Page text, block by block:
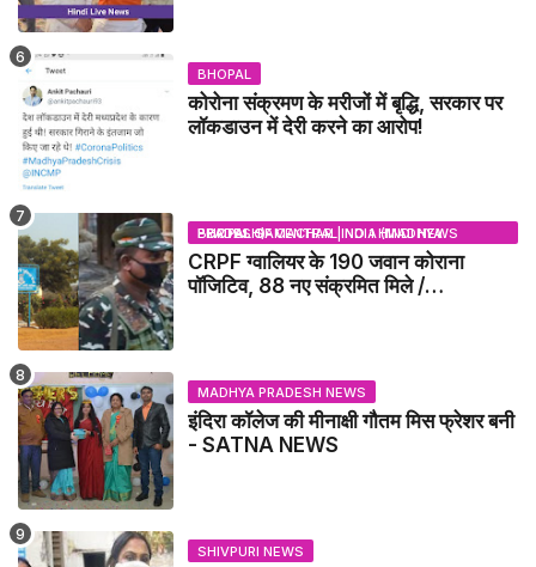
BHOPAL
कोरोना संक्रमण के मरीजों में बृद्धि, सरकार पर
लॉकडाउन में देरी करने का आरोप!
BHOPAL SAMACHAR | NO 1 HINDI NEWS PORTAL OF CENTRAL INDIA (MADHYA PRADESH)
CRPF ग्वालियर के 190 जवान कोराना
पॉजिटिव, 88 नए संक्रमित मिले /
MADHYA PRADESH NEWS
इंदिरा कॉलेज की मीनाक्षी गौतम मिस फ्रेशर बनी
- SATNA NEWS
SHIVPURI NEWS